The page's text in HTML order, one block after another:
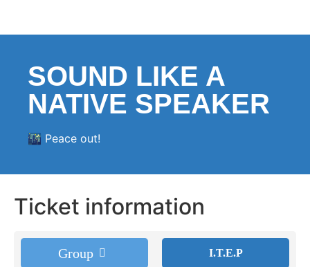
SOUND LIKE A
NATIVE SPEAKER
🌃 Peace out!
Ticket information
Group I.T.E.P